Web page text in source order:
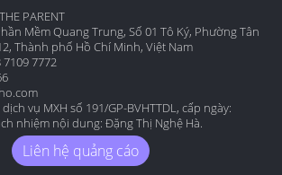
PARENT
Mềm Quang Trung, Số 01 Tô Ký, Phường Tân
Thành phố Hồ Chí Minh, Việt Nam
7772
vụ MXH số 191/GP-BVHTTDL, cấp ngày:
nhiệm nội dung: Đặng Thị Nghệ Hà.
Liên hệ quảng cáo